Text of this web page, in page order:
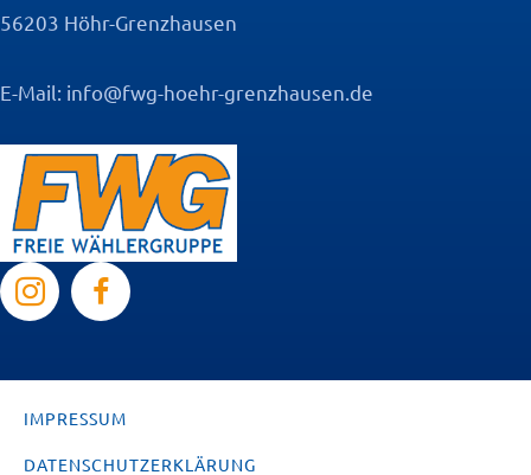
56203 Höhr-Grenzhausen
E-Mail: info@fwg-hoehr-grenzhausen.de
IMPRESSUM
DATENSCHUTZERKLÄRUNG